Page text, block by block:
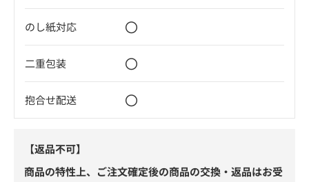
のし紙対応 〇
二重包装 〇
抱合せ配送 〇
【返品不可】
商品の特性上、ご注文確定後の商品の交換・返品はお受